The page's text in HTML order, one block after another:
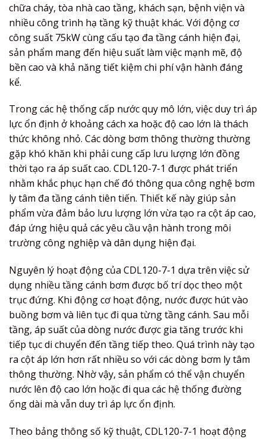
chữa cháy, tòa nhà cao tầng, khách sạn, bệnh viện và
nhiều công trình hạ tầng kỹ thuật khác. Với động cơ
công suất 75kW cùng cấu tạo đa tầng cánh hiện đại,
sản phẩm mang đến hiệu suất làm việc mạnh mẽ, độ
bền cao và khả năng tiết kiệm chi phí vận hành đáng
kể.
Trong các hệ thống cấp nước quy mô lớn, việc duy trì áp
lực ổn định ở khoảng cách xa hoặc độ cao lớn là thách
thức không nhỏ. Các dòng bơm thông thường thường
gặp khó khăn khi phải cung cấp lưu lượng lớn đồng
thời tạo ra áp suất cao. CDL120-7-1 được phát triển
nhằm khắc phục hạn chế đó thông qua công nghệ bơm
ly tâm đa tầng cánh tiên tiến. Thiết kế này giúp sản
phẩm vừa đảm bảo lưu lượng lớn vừa tạo ra cột áp cao,
đáp ứng hiệu quả các yêu cầu vận hành trong môi
trường công nghiệp và dân dụng hiện đại.
Nguyên lý hoạt động của CDL120-7-1 dựa trên việc sử
dụng nhiều tầng cánh bơm được bố trí dọc theo một
trục đứng. Khi động cơ hoạt động, nước được hút vào
buồng bơm và liên tục đi qua từng tầng cánh. Sau mỗi
tầng, áp suất của dòng nước được gia tăng trước khi
tiếp tục di chuyển đến tầng tiếp theo. Quá trình này tạo
ra cột áp lớn hơn rất nhiều so với các dòng bơm ly tâm
thông thường. Nhờ vậy, sản phẩm có thể vận chuyển
nước lên độ cao lớn hoặc đi qua các hệ thống đường
ống dài mà vẫn duy trì áp lực ổn định.
Theo bảng thông số kỹ thuật, CDL120-7-1 hoạt động